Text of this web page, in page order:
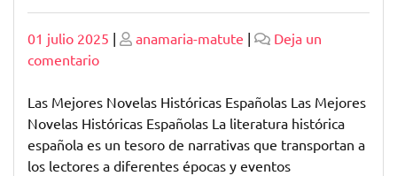
Publicado
01 julio 2025 | Publicado
anamaria-matute |
Deja un
comentarioen
las
Mejores
Novelas
Históricas
Las Mejores Novelas Históricas Españolas Las Mejores
Novelas Históricas Españolas La literatura histórica
española es un tesoro de narrativas que transportan a
los lectores a diferentes épocas y eventos